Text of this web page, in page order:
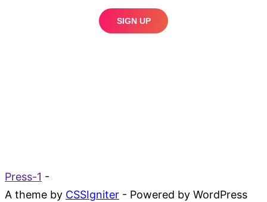
Press-1 -
A theme by CSSIgniter - Powered by WordPress